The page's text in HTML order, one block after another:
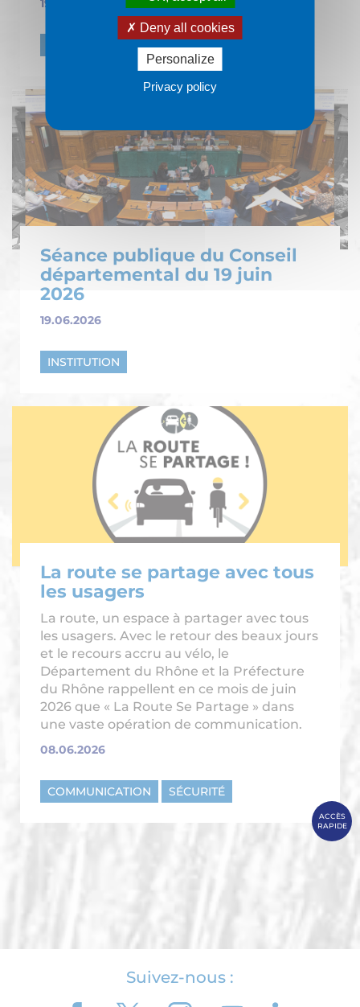
ACCÈS
RAPIDE
19.06.2026
Séance publique du Conseil
départemental du 19 juin
2026
19.06.2026
INSTITUTION
La route se partage avec tous
les usagers
La route, un espace à partager avec tous
les usagers. Avec le retour des beaux jours
et le recours accru au vélo, le
Département du Rhône et la Préfecture
du Rhône rappellent en ce mois de juin
2026 que « La Route Se Partage » dans
une vaste opération de communication.
08.06.2026
COMMUNICATION SÉCURITÉ
Suivez-nous :
Deny all cookies
Personalize
Privacy policy